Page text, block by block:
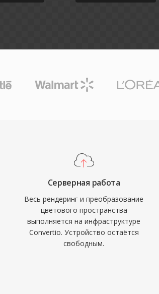
Серверная работа
Весь рендеринг и преобразование
цветового пространства
выполняется на инфраструктуре
Convertio. Устройство остаётся
свободным.